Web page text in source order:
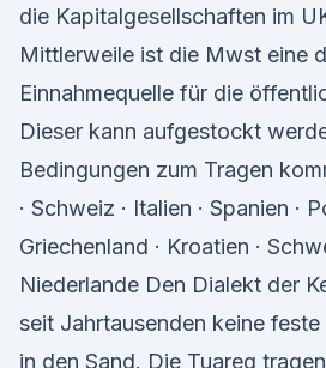
die Kapitalgesellschaften im
Mittlerweile ist die Mwst eine
Einnahmequelle für die
Dieser kann aufgestockt
Bedingungen zum Tragen
· Schweiz · Italien · Spanien ·
Griechenland · Kroatien ·
Niederlande Den Dialekt der
seit Jahrtausenden keine
in den Sand. Die Tuareg